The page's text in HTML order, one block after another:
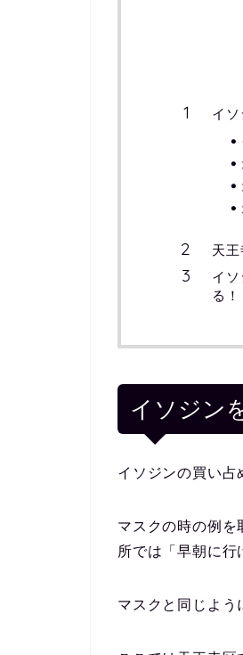
イ
天
イ
る
イソジン
イソジンの買い占
マスクの時の例を
所では「早朝に行
マスクと同じよう